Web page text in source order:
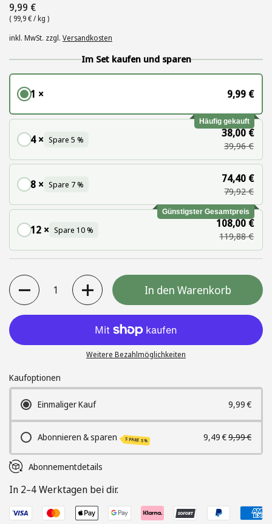
Regulärer Preis
9,99 €
( Stückpreis
99,9 € / kg )
inkl. MwSt. zzgl. Versandkosten
Im Set kaufen und sparen
1 × 9,99 €
Häufig gekauft
4 × Spare 5 % 38,00 €
39,96 €
8 × Spare 7 % 74,40 €
79,92 €
Günstigster Gesamtpreis
12 × Spare 10 % 108,00 €
119,88 €
Anzahl
In den Warenkorb
Weitere Bezahlmöglichkeiten
Kaufoptionen
Einmaliger Kauf 9,99 €
Abonnieren & sparen SPARE 5% 9,49 €9,99 €
Abonnementdetails
In 2–4 Werktagen bei dir.